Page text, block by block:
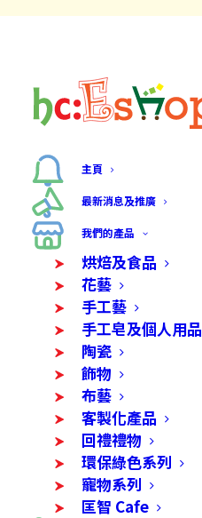
主頁
最新消息及推廣
我們的產品
烘焙及食品
花藝
手工藝
手工皂及個人用品
陶瓷
飾物
布藝
客製化產品
回禮禮物
環保綠色系列
寵物系列
匡智 Cafe